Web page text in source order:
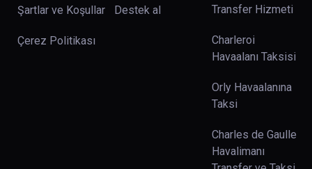
Şartlar ve Koşullar
Çerez Politikası
Destek al
Transfer Hizmeti
Charleroi
Havaalanı Taksisi
Orly Havaalanına
Taksi
Charles de Gaulle
Havalimanı